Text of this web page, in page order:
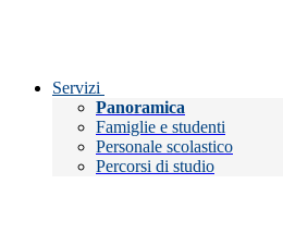
Servizi
Panoramica
Famiglie e studenti
Personale scolastico
Percorsi di studio